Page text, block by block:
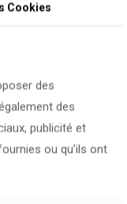
Cookies
des
des
publicité et
ou qu’ils ont